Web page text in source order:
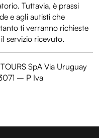
Tuttavia, è prassi
e agli autisti che
ti verranno richieste
servizio ricevuto.
SpA Via Uruguay
– P Iva